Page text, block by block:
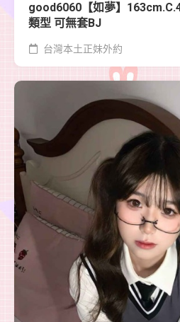
good6060【如夢】
類型 可無套BJ
台灣本土正妹外約